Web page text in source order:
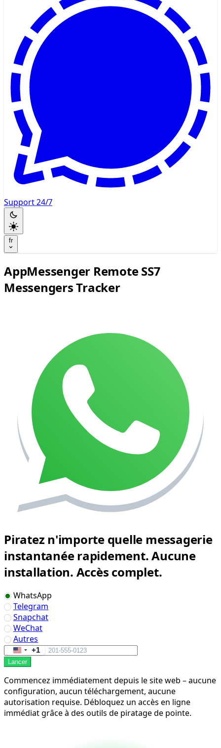
Support 24/7
fr
AppMessenger Remote SS7
Messengers Tracker
Piratez n'importe quelle messagerie
instantanée rapidement. Aucune
installation. Accès complet.
WhatsApp
Telegram
Snapchat
WeChat
Autres
United
States
+1
Lancer
Commencez immédiatement depuis le site web – aucune
configuration, aucun téléchargement, aucune
autorisation requise. Débloquez un accès en ligne
immédiat grâce à des outils de piratage de pointe.